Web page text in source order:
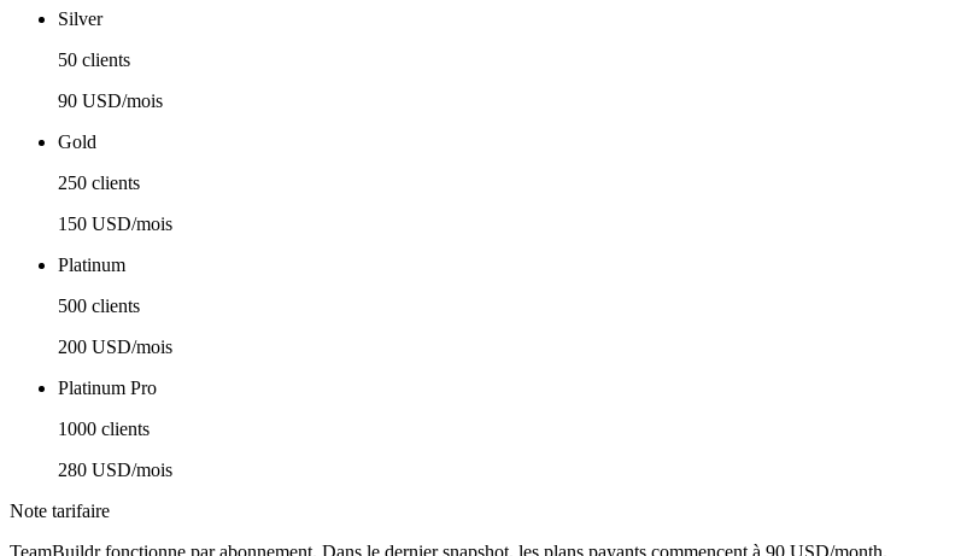
Silver
50 clients
90 USD/mois
Gold
250 clients
150 USD/mois
Platinum
500 clients
200 USD/mois
Platinum Pro
1000 clients
280 USD/mois
Note tarifaire
TeamBuildr fonctionne par abonnement. Dans le dernier snapshot, les plans payants commencent à 90 USD/month.